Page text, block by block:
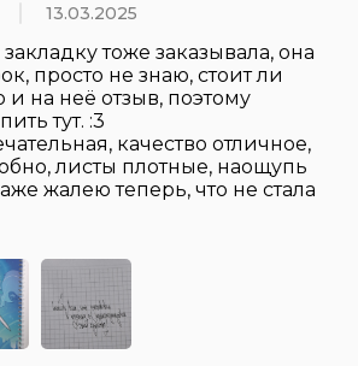
13.03.2025
тоже заказывала, она
просто не знаю, стоит ли
и на неё отзыв, поэтому
тут. :3
качество отличное,
листы плотные, наощупь
жалею теперь, что не стала